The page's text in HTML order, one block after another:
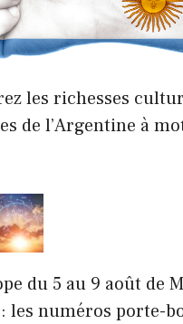
les richesses
de l’Argentine à
du 5 au 9 août de
les numéros porte-